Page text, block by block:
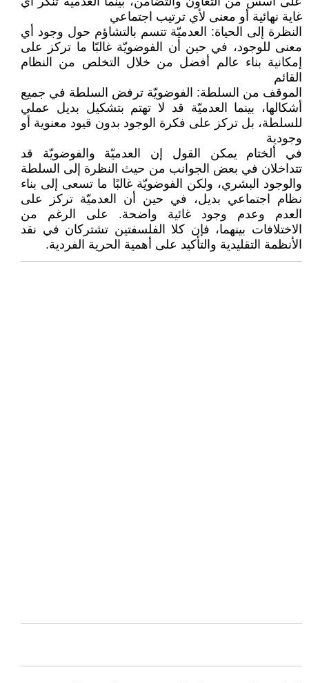
غاية نهائية أو معنى لأي ترتيب اجتماعي
النظرة إلى الحياة: العدميّة تتسم بالتشاؤم حول وجود أي
معنى للوجود، في حين أن الفوضويّة غالبًا ما تركز على
إمكانية بناء عالم أفضل من خلال التخلص من النظام
القائم
الموقف من السلطة: الفوضويّة ترفض السلطة في جميع
أشكالها، بينما العدميّة قد لا تهتم بتشكيل بديل عملي
للسلطة، بل تركز على فكرة الوجود بدون قيود معنوية أو
وجودية
في ألختام يمكن القول إن العدميّة والفوضويّة قد
تتداخلان في بعض الجوانب من حيث النظرة إلى السلطة
والوجود البشري، ولكن الفوضويّة غالبًا ما تسعى إلى بناء
نظام اجتماعي بديل، في حين أن العدميّة تركز على
العدم وعدم وجود غائية واضحة. على الرغم من
الاختلافات بينهما، فإن كلا الفلسفتين تشتركان في نقد
الأنظمة التقليدية والتأكيد على أهمية الحرية الفردية.